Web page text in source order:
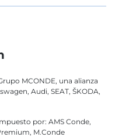
MCONDE, una alianza
Audi, SEAT, ŠKODA,
por: AMS Conde,
M.Conde